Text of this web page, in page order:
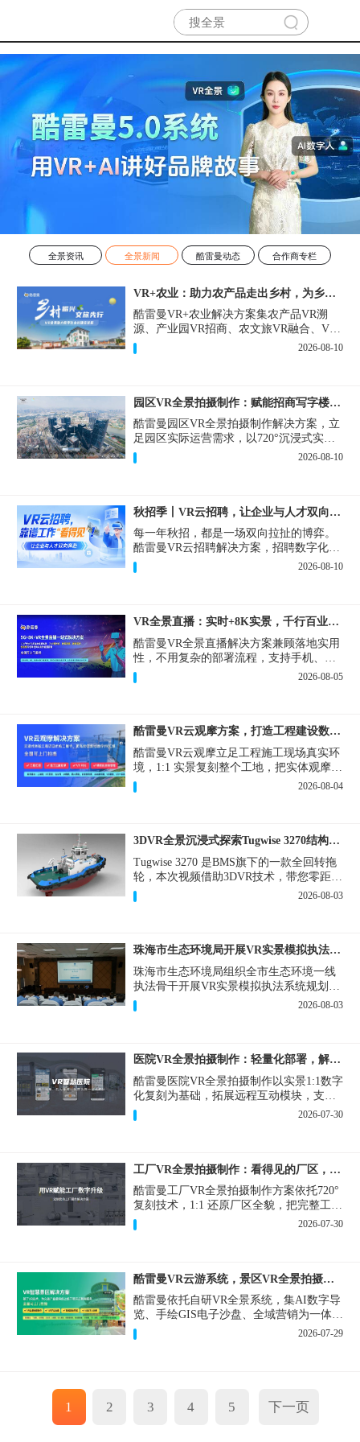
全景资讯 全景新闻 酷雷曼动态 合作商专栏
VR+农业：助力农产品走出乡村，为乡村振兴注入新活力
酷雷曼VR+农业解决方案集农产品VR溯
源、产业园VR招商、农文旅VR融合、VR
科普馆等为一体，为农业数字化落地提供
轻量化、高性价比的解决方案。
2026-08-10
园区VR全景拍摄制作：赋能招商写字楼出租运维巡检多场景
酷雷曼园区VR全景拍摄制作解决方案，立
足园区实际运营需求，以720°沉浸式实景
复刻为核心，精准破解园区对外营销、对
内管理中的各类痛点，将线下实景转化为
2026-08-10
秋招季丨VR云招聘，让企业与人才双向奔赴！
每一年秋招，都是一场双向拉扯的博弈。
酷雷曼VR云招聘解决方案，招聘数字化的
实用工具，告别“信息博弈”，真正实现企
业与人才双向奔赴。
2026-08-10
VR全景直播：实时+8K实景，千行百业的数字化利器
酷雷曼VR全景直播解决方案兼顾落地实用
性，不用复杂的部署流程，支持手机、网
页多端访问，解决各行各业 “看得见、信
得过、降成本、提转化” 的实际难题。
2026-08-05
酷雷曼VR云观摩方案，打造工程建设数字化观摩新范式
酷雷曼VR云观摩立足工程施工现场真实环
境，1:1 实景复刻整个工地，把实体观摩会
完整搬到云端线上，兼顾线下实体观摩与
线上云观摩双重需求，为施工单位、建设
2026-08-04
3DVR全景沉浸式探索Tugwise 3270结构一览
Tugwise 3270 是BMS旗下的一款全回转拖
轮，本次视频借助3DVR技术，带您零距离
透视这艘拖轮的内外构造，沉浸式探索每
一处细节。
2026-08-03
珠海市生态环境局开展VR实景模拟执法专题培训
珠海市生态环境局组织全市生态环境一线
执法骨干开展VR实景模拟执法系统规划建
设和教学培训，持续推进科技赋能生态环
境执法，夯实队伍办案“基本功”。
2026-08-03
医院VR全景拍摄制作：轻量化部署，解决医患真实痛点
酷雷曼医院VR全景拍摄制作以实景1:1数字
化复刻为基础，拓展远程互动模块，支持
定制，轻量化搭建部署，可挂载在公众
号、官网等线上平台。
2026-07-30
工厂VR全景拍摄制作：看得见的厂区，省下来的成本
酷雷曼工厂VR全景拍摄制作方案依托720°
复刻技术，1:1 还原厂区全貌，把完整工厂
搬进手机、电脑大屏，既是工厂对外拓客
的数字化名片，也是内部管理、人员培训
2026-07-30
酷雷曼VR云游系统，景区VR全景拍摄制作一站式落地
酷雷曼依托自研VR全景系统，集AI数字导
览、手绘GIS电子沙盘、全域营销为一体，
打造从VR全景拍摄制作到成熟VR云游落
地案例。
2026-07-29
1 2 3 4 5 下一页